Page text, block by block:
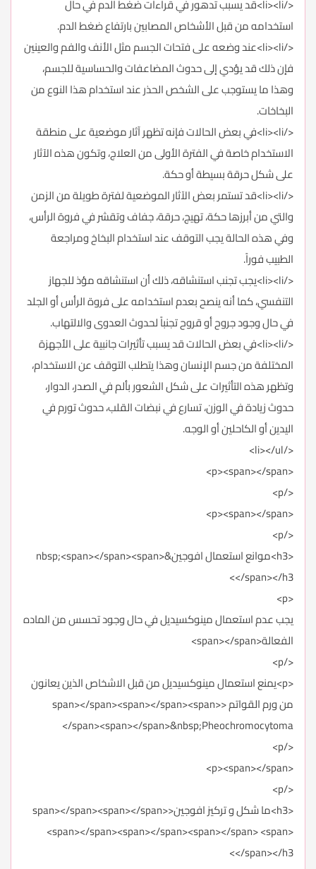
</li><li>قد يسبب تدهور في قراءات ضغط الدم في حال
استخدامه من قبل الأشخاص المصابين بارتفاع ضغط الدم.
</li><li>عند وضعه على فتحات الجسم مثل الأنف والفم والعينين
فإن ذلك قد يؤدي إلى حدوث المضاعفات والحساسية للجسم،
وهذا ما يستوجب على الشخص الحذر عند استخدام هذا النوع من
البخاخات.
</li><li>في بعض الحالات فإنه تظهر آثار موضعية على منطقة
الاستخدام خاصة في الفترة الأولى من العلاج، وتكون هذه الآثار
على شكل حرقة بسيطة أو حكة.
</li><li>قد تستمر بعض الآثار الموضعية لفترة طويلة من الزمن
والتي من أبرزها حكة، تهيج، حرقة، جفاف وتقشر في فروة الرأس،
وفي هذه الحالة يجب التوقف عند استخدام البخاخ ومراجعة
الطبيب فوراً.
</li><li>يجب تجنب استنشاقه، ذلك أن استنشاقه مؤذ للجهاز
التنفسي، كما أنه ينصح بعدم استخدامه على فروة الرأس أو الجلد
في حال وجود جروح أو قروح تجنباً لحدوث العدوى والالتهاب.
</li><li>في بعض الحالات قد يسبب تأثيرات جانبية على الأجهزة
المختلفة من جسم الإنسان وهذا يتطلب التوقف عن الاستخدام،
وتظهر هذه التأثيرات على شكل الشعور بألم في الصدر، الدوار،
حدوث زيادة في الوزن، تسارع في نبضات القلب، حدوث تورم في
اليدين أو الكاحلين أو الوجه.
</li></ul>
<p><span></span>
</p>
<p><span></span>
</p>
<h3>موانع استعمال افوجين&nbsp;<span></span><span>
</span></h3>
<p>
يجب عدم استعمال مينوكسيديل في حال وجود تحسس من الماده
الفعالة<span></span>
</p>
<p>يمنع استعمال مينوكسيديل من قبل الاشخاص الذين يعانون
من ورم القواتم <span></span><span></span><span>
</span><span></span>&nbsp;Pheochromocytoma
</p>
<p><span></span>
</p>
<h3>ما شكل و تركيز افوجين<span></span><span></span>
<span></span><span></span><span></span> <span>
</span></h3>